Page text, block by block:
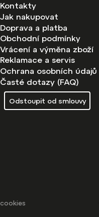
Kontakty
Jak nakupovat
Doprava a platba
Obchodní podmínky
Vrácení a výměna zboží
Reklamace a servis
Ochrana osobních údajů
Časté dotazy (FAQ)
Odstoupit od smlouvy